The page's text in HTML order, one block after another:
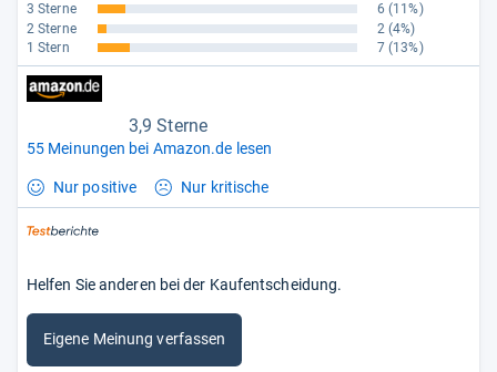
3 Sterne
6 (11%)
2 Sterne
2 (4%)
1 Stern
7 (13%)
3,9 Sterne
55 Meinungen bei Amazon.de lesen
Nur positive Nur kritische
Helfen Sie anderen bei der Kaufentscheidung.
Eigene Meinung verfassen